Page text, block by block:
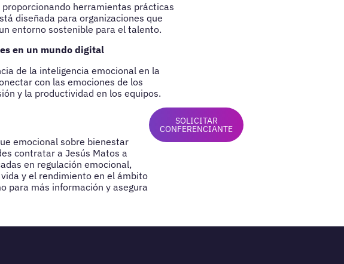
herramientas prácticas
diseñada para organizaciones que
entorno sostenible para el talento.
en un mundo digital
de la inteligencia emocional en la
con las emociones de los
y la productividad en los equipos.
emocional sobre bienestar
contratar a Jesús Matos a
en regulación emocional,
y el rendimiento en el ámbito
para más información y asegura
SOLICITAR
CONFERENCIANTE